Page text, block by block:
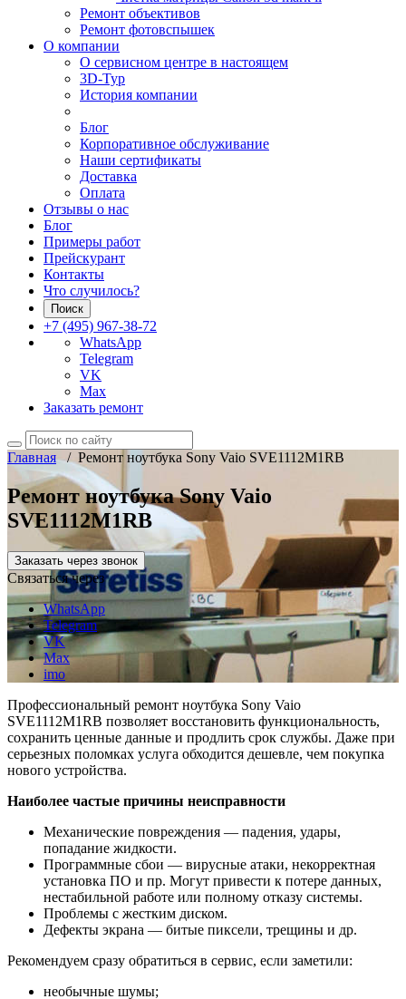
Ремонт объективов
Ремонт фотовспышек
О компании
О сервисном центре в настоящем
3D-Тур
История компании
Блог
Корпоративное обслуживание
Наши сертификаты
Доставка
Оплата
Отзывы о нас
Блог
Примеры работ
Прейскурант
Контакты
Что случилось?
Поиск
+7 (495) 967-38-72
WhatsApp
Telegram
VK
Max
Заказать ремонт
Главная/ Ремонт ноутбука Sony Vaio SVE1112M1RB
Ремонт ноутбука Sony Vaio
SVE1112M1RB
Заказать через звонок
Связаться через
WhatsApp
Telegram
VK
Max
imo
Профессиональный ремонт ноутбука Sony Vaio
SVE1112M1RB позволяет восстановить функциональность,
сохранить ценные данные и продлить срок службы. Даже при
серьезных поломках услуга обходится дешевле, чем покупка
нового устройства.
Наиболее частые причины неисправности
Механические повреждения — падения, удары,
попадание жидкости.
Программные сбои — вирусные атаки, некорректная
установка ПО и пр. Могут привести к потере данных,
нестабильной работе или полному отказу системы.
Проблемы с жестким диском.
Дефекты экрана — битые пиксели, трещины и др.
Рекомендуем сразу обратиться в сервис, если заметили:
необычные шумы;